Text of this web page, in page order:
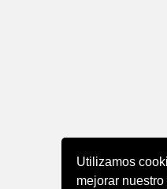
Utilizamos
mejorar